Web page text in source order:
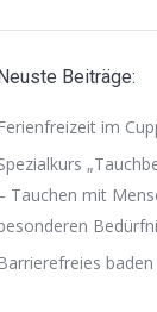
Beiträge:
Ferienfreizeit im
Tauchen mit
Barrierefreies baden